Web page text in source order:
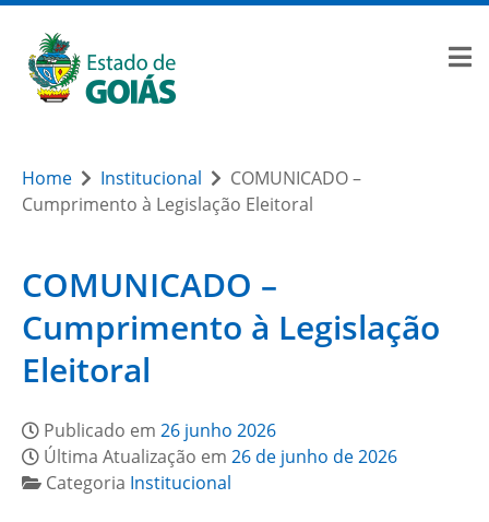
Home Institucional
COMUNICADO –
Cumprimento à Legislação Eleitoral
COMUNICADO –
Cumprimento à Legislação
Eleitoral
Publicado em 26 junho 2026
Última Atualização em 26 de junho de 2026
Categoria Institucional